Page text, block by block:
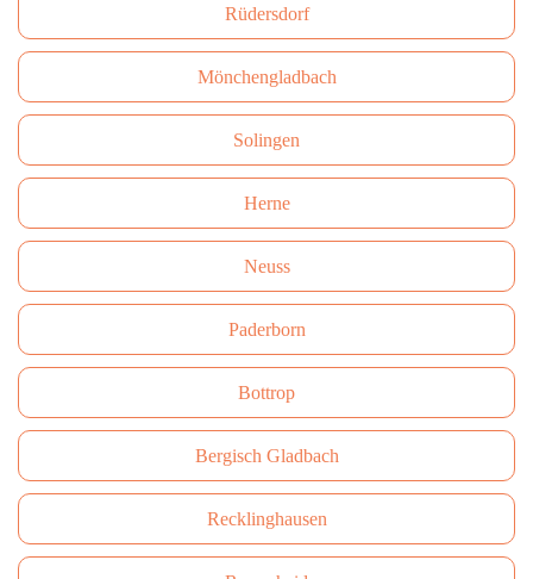
Rüdersdorf
Mönchengladbach
Solingen
Herne
Neuss
Paderborn
Bottrop
Bergisch Gladbach
Recklinghausen